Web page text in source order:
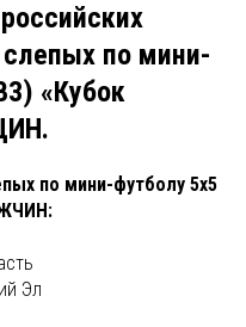
слепых по мини-
«Кубок
по мини-футболу 5х5
Эл